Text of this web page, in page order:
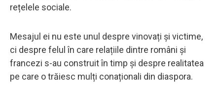
rețelele sociale.
Mesajul ei nu este unul despre vinovați și victime,
ci despre felul în care relațiile dintre români și
francezi s-au construit în timp și despre realitatea
pe care o trăiesc mulți conaționali din diaspora.